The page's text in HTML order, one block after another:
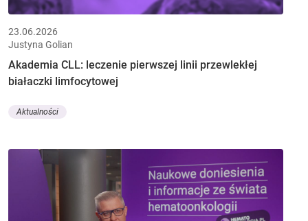
23.06.2026
Justyna Golian
Akademia CLL: leczenie pierwszej linii przewlekłej
białaczki limfocytowej
Aktualności